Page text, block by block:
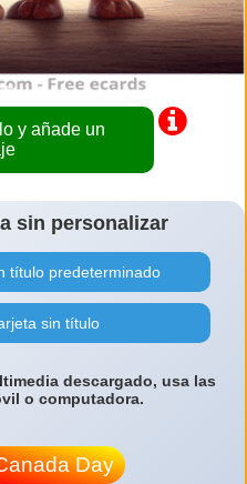
y añade un
sin personalizar
título predeterminado
sin título
descargado, usa las
o computadora.
Day